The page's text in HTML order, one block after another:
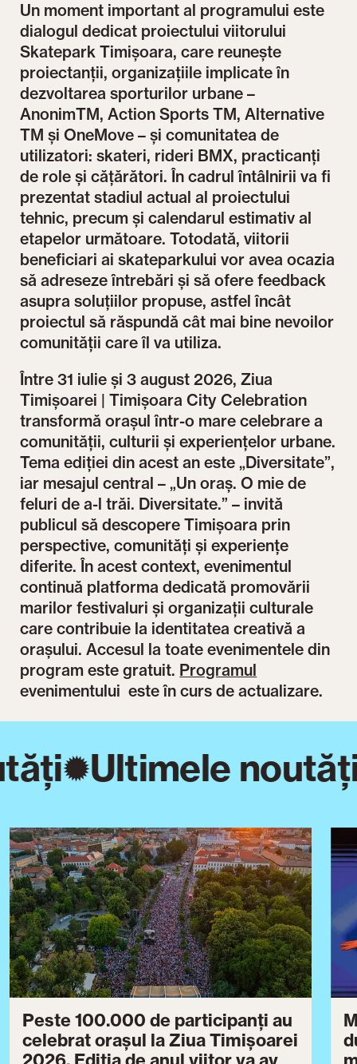
Un moment important al programului este
dialogul dedicat proiectului viitorului
Skatepark Timișoara, care reunește
proiectanții, organizațiile implicate în
dezvoltarea sporturilor urbane –
AnonimTM, Action Sports TM, Alternative
TM și OneMove – și comunitatea de
utilizatori: skateri, rideri BMX, practicanți
de role și cățărători. În cadrul întâlnirii va fi
prezentat stadiul actual al proiectului
tehnic, precum și calendarul estimativ al
etapelor următoare. Totodată, viitorii
beneficiari ai skateparkului vor avea ocazia
să adreseze întrebări și să ofere feedback
asupra soluțiilor propuse, astfel încât
proiectul să răspundă cât mai bine nevoilor
comunității care îl va utiliza.
Între 31 iulie și 3 august 2026, Ziua
Timișoarei | Timișoara City Celebration
transformă orașul într-o mare celebrare a
comunității, culturii și experiențelor urbane.
Tema ediției din acest an este „Diversitate”,
iar mesajul central – „Un oraș. O mie de
feluri de a-l trăi. Diversitate.” – invită
publicul să descopere Timișoara prin
perspective, comunități și experiențe
diferite. În acest context, evenimentul
continuă platforma dedicată promovării
marilor festivaluri și organizații culturale
care contribuie la identitatea creativă a
orașului. Accesul la toate evenimentele din
program este gratuit. Programul
evenimentului este în curs de actualizare.
Ultimele noutăți
Peste 100.000 de participanți au
celebrat orașul la Ziua Timișoarei